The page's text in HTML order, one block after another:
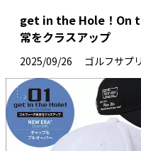
get in the Hole！On
常をクラスアップ
2025/09/26 ゴルフサプ